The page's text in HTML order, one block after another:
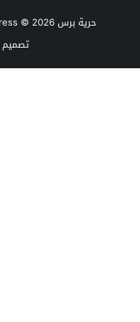
حرية برس Horrya press© 2026 جميع الحقوق محفوظة.
تصميم